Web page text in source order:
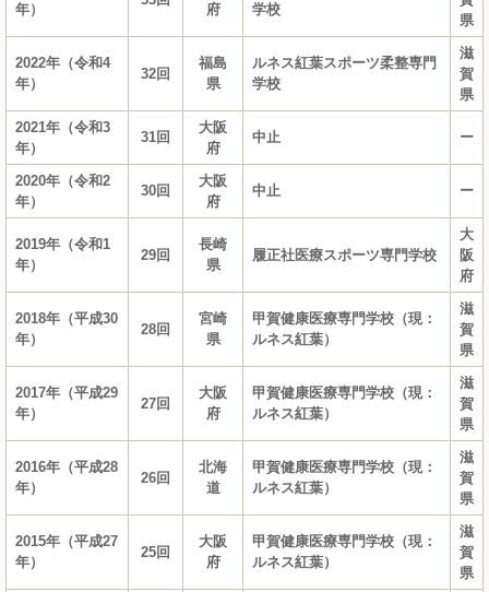
年）
府
学校
県
2022年（令和4
年）
32回
福島
県
ルネス紅葉スポーツ柔整専門
学校
滋
賀
県
2021年（令和3
年）
31回
大阪
府
中止 ー
2020年（令和2
年）
30回
大阪
府
中止 ー
2019年（令和1
年）
29回
長崎
県
履正社医療スポーツ専門学校
大
阪
府
2018年（平成30
年）
28回
宮崎
県
甲賀健康医療専門学校（現：
ルネス紅葉）
滋
賀
県
2017年（平成29
年）
27回
大阪
府
甲賀健康医療専門学校（現：
ルネス紅葉）
滋
賀
県
2016年（平成28
年）
26回
北海
道
甲賀健康医療専門学校（現：
ルネス紅葉）
滋
賀
県
2015年（平成27
年）
25回
大阪
府
甲賀健康医療専門学校（現：
ルネス紅葉）
滋
賀
県